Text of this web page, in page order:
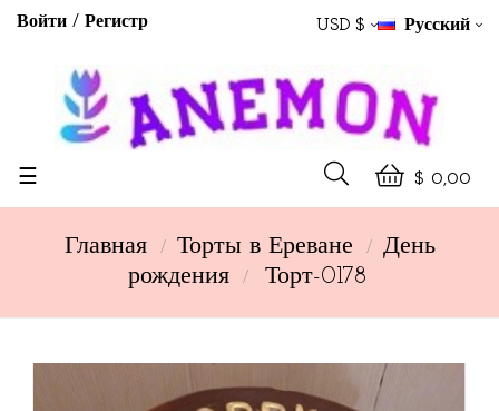
Войти Регистр USD $ Русский
$ 0,00
Toggle
☰
Главная Торты в Ереване
День
рождения
Торт-0178